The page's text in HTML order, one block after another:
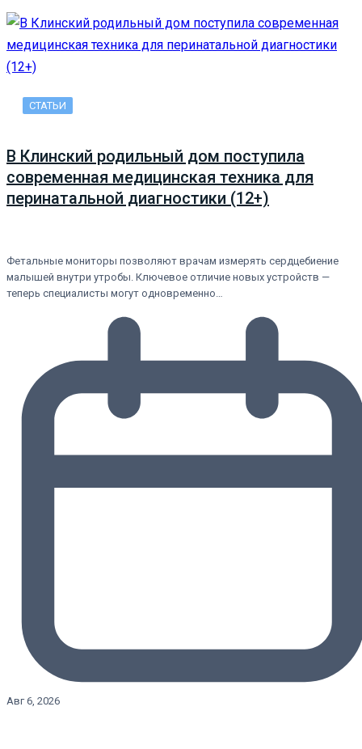
СТАТЬИ
В Клинский родильный дом поступила
современная медицинская техника для
перинатальной диагностики (12+)
Фетальные мониторы позволяют врачам измерять сердцебиение
малышей внутри утробы. Ключевое отличие новых устройств —
теперь специалисты могут одновременно…
Авг 6, 2026